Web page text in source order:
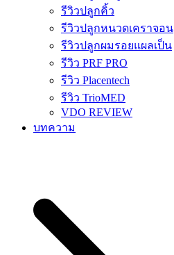
รีวิวปลูกคิ้ว
รีวิวปลูกหนวดเคราจอน
รีวิวปลูกผมรอยแผลเป็น
รีวิว PRF PRO
รีวิว Placentech
รีวิว TrioMED
VDO REVIEW
บทความ